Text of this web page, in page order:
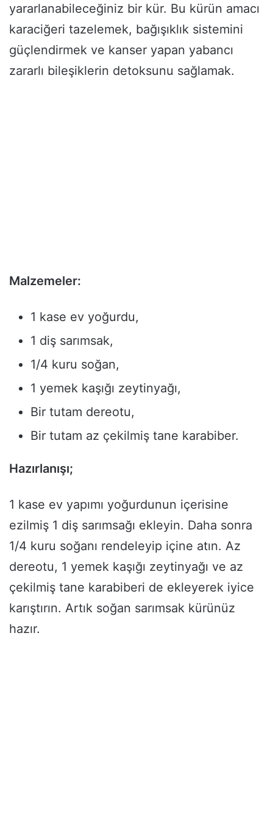
yararlanabileceğiniz bir kür. Bu kürün amacı
karaciğeri tazelemek, bağışıklık sistemini
güçlendirmek ve kanser yapan yabancı
zararlı bileşiklerin detoksunu sağlamak.
Malzemeler:
1 kase ev yoğurdu,
1 diş sarımsak,
1/4 kuru soğan,
1 yemek kaşığı zeytinyağı,
Bir tutam dereotu,
Bir tutam az çekilmiş tane karabiber.
Hazırlanışı;
1 kase ev yapımı yoğurdunun içerisine
ezilmiş 1 diş sarımsağı ekleyin. Daha sonra
1/4 kuru soğanı rendeleyip içine atın. Az
dereotu, 1 yemek kaşığı zeytinyağı ve az
çekilmiş tane karabiberi de ekleyerek iyice
karıştırın. Artık soğan sarımsak kürünüz
hazır.